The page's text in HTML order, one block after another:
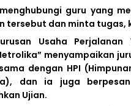
guru yang
tersebut dan minta tugas,
Usaha Perjalanan
menyampaikan
dengan HPI
dan ia juga
Ujian.